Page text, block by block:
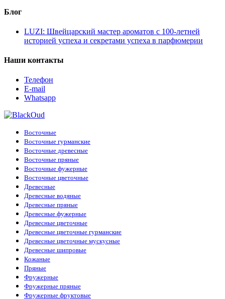
Блог
LUZI: Швейцарский мастер ароматов с 100-летней
историей успеха и секретами успеха в парфюмерии
Наши контакты
Телефон
E-mail
Whatsapp
Восточные
Восточные гурманские
Восточные древесные
Восточные пряные
Восточные фужерные
Восточные цветочные
Древесные
Древесные водяные
Древесные пряные
Древесные фужерные
Древесные цветочные
Древесные цветочные гурманские
Древесные цветочные мускусные
Древесные шипровые
Кожаные
Пряные
Фружерные
Фружерные пряные
Фружерные фруктовые